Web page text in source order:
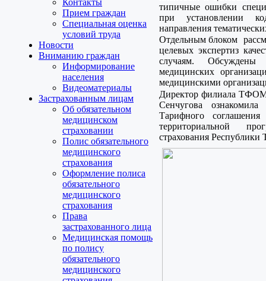
Контакты
Прием граждан
Специальная оценка
условий труда
Новости
Вниманию граждан
Информирование
населения
Видеоматериалы
Застрахованным лицам
Об обязательном
медицинском
страховании
Полис обязательного
медицинского
страхования
Оформление полиса
обязательного
медицинского
страхования
Права
застрахованного лица
Медицинская помощь
по полису
обязательного
медицинского
типичные ошибки
при установлении
направления
Отдельным блоком
целевых экспертиз
случаям. Обсуждены
медицинских
медицинскими
Директор филиала
Сенчугова
Тарифного
территориальной
страхования Республики